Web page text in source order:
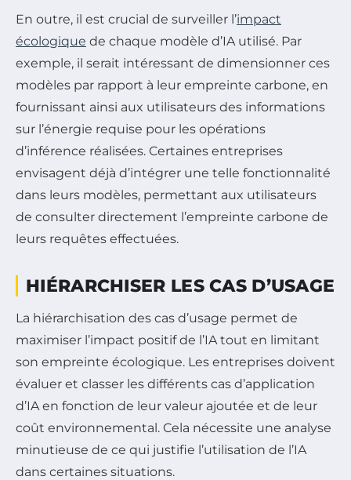
En outre, il est crucial de surveiller l’impact
écologique de chaque modèle d’IA utilisé. Par
exemple, il serait intéressant de dimensionner ces
modèles par rapport à leur empreinte carbone, en
fournissant ainsi aux utilisateurs des informations
sur l’énergie requise pour les opérations
d’inférence réalisées. Certaines entreprises
envisagent déjà d’intégrer une telle fonctionnalité
dans leurs modèles, permettant aux utilisateurs
de consulter directement l’empreinte carbone de
leurs requêtes effectuées.
HIÉRARCHISER LES CAS D’USAGE
La hiérarchisation des cas d’usage permet de
maximiser l’impact positif de l’IA tout en limitant
son empreinte écologique. Les entreprises doivent
évaluer et classer les différents cas d’application
d’IA en fonction de leur valeur ajoutée et de leur
coût environnemental. Cela nécessite une analyse
minutieuse de ce qui justifie l’utilisation de l’IA
dans certaines situations.